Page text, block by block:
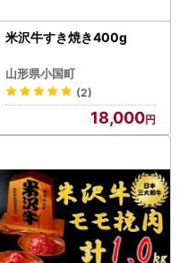
米沢牛すき焼き400g
山形県小国町
(2)
18,000